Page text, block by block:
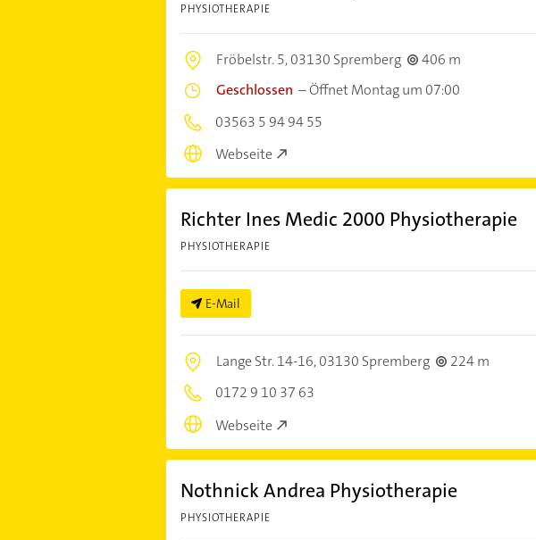
PHYSIOTHERAPIE
Fröbelstr. 5,03130 Spremberg
406 m
Geschlossen –Öffnet Montag um 07:00
03563 5 94 94 55
Webseite
Richter Ines Medic 2000 Physiotherapie
PHYSIOTHERAPIE
E-Mail
Lange Str. 14-16,03130 Spremberg
224 m
0172 9 10 37 63
Webseite
Nothnick Andrea Physiotherapie
PHYSIOTHERAPIE